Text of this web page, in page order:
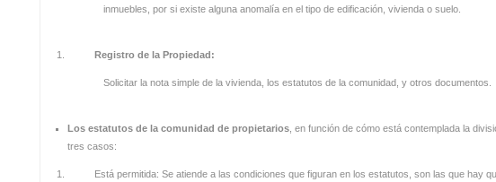
inmuebles, por si existe alguna anomalía en el tipo de edificación, vivienda o suelo.
Registro de la Propiedad:
Solicitar la nota simple de la vivienda, los estatutos de la comunidad, y otros documentos.
Los estatutos de la comunidad de propietarios , en función de cómo está contemplada la
tres casos:
Está permitida: Se atiende a las condiciones que figuran en los estatutos, son las que hay